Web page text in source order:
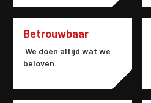
Betrouwbaar
We doen altijd wat we
beloven.